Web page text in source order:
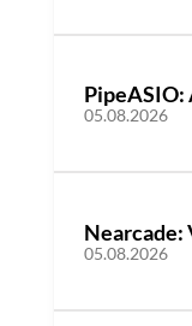
05.08.2026
Nearcade:
05.08.2026